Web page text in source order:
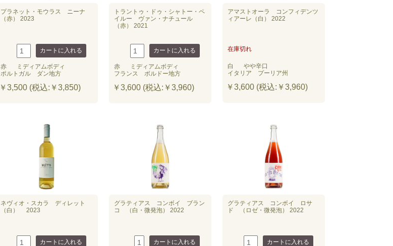
プラネット・モウラス ニーナ
（赤） 2023
赤
ミディアムボディ
ポルトガル ダン地方
￥3,500 (税込:￥3,850)
トラントゥ・ドゥ・シャトー・ペ
イルー ヴァン・ナチュール
（赤） 2021
赤
ミディアムボディ
フランス ボルドー地方
￥3,600 (税込:￥3,960)
アマストオーラ コンフィデンツ
ィアーレ（白） 2022
在庫切れ
白
やや辛口
イタリア プーリア州
￥3,600 (税込:￥3,960)
ネヴィオ・スカラ ディレット
（白） 2023
グラティアス コンボイ ブラン
コ （白・微発泡） 2022
グラティアス コンボイ ロサ
ド （ロゼ・微発泡） 2022